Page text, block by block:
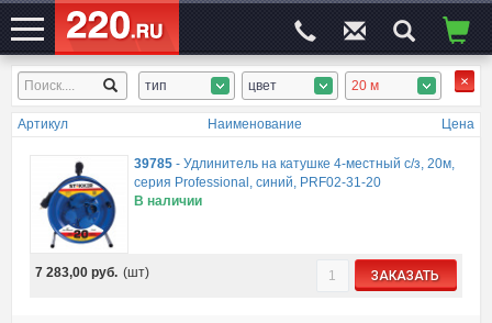
ЭЛЕКТРОСАЙТ№1 тип цвет 20 м
Артикул Наименование Цена
39785 -Удлинитель на катушке 4-местный с/з, 20м,
серия Professional, синий, PRF02-31-20
В наличии
7 283,00руб. (шт) ЗАКАЗАТЬ